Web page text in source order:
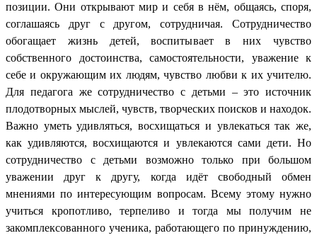
позиции. Они открывают мир и себя в нём, общаясь, споря,
соглашаясь друг с другом, сотрудничая. Сотрудничество
обогащает жизнь детей, воспитывает в них чувство
собственного достоинства, самостоятельности, уважение к
себе и окружающим их людям, чувство любви к их учителю.
Для педагога же сотрудничество с детьми – это источник
плодотворных мыслей, чувств, творческих поисков и находок.
Важно уметь удивляться, восхищаться и увлекаться так же,
как удивляются, восхищаются и увлекаются сами дети. Но
сотрудничество с детьми возможно только при большом
уважении друг к другу, когда идёт свободный обмен
мнениями по интересующим вопросам. Всему этому нужно
учиться кропотливо, терпеливо и тогда мы получим не
закомплексованного ученика, работающего по принуждению,